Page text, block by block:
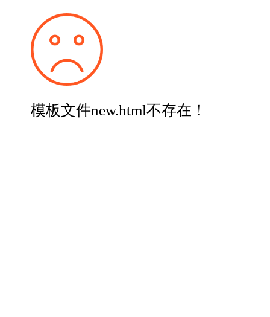
模板文件new.html不存在！